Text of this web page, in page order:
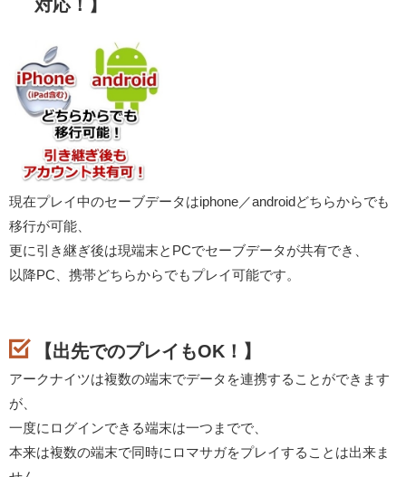
対応！】
現在プレイ中のセーブデータはiphone／androidどちらからでも
移行が可能、
更に引き継ぎ後は現端末とPCでセーブデータが共有でき、
以降PC、携帯どちらからでもプレイ可能です。
【出先でのプレイもOK！】
アークナイツは複数の端末でデータを連携することができます
が、
一度にログインできる端末は一つまでで、
本来は複数の端末で同時にロマサガをプレイすることは出来ま